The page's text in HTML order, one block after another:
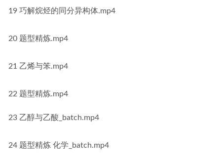
19 巧解烷烃的同分异构体.mp4
20 题型精炼.mp4
21 乙烯与笨.mp4
22 题型精炼.mp4
23 乙醇与乙酸_batch.mp4
24 题型精炼 化学_batch.mp4